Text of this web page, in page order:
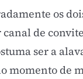
os
canal de
ser a
momento de